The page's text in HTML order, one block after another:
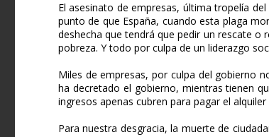
El asesinato de empresas, última tropelía
punto de que España, cuando esta plaga
deshecha que tendrá que pedir un rescate o
pobreza. Y todo por culpa de un liderazgo
Miles de empresas, por culpa del gobierno
ha decretado el gobierno, mientras tienen
ingresos apenas cubren para pagar el alquiler
Para nuestra desgracia, la muerte de